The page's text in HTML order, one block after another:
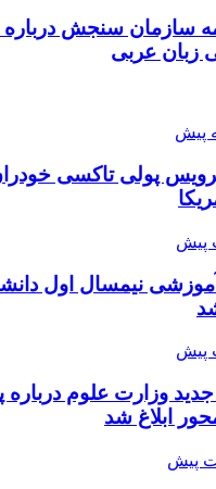
سازمان سنجش درباره
زبان عربی
پولی تاکسی
نیمسال اول
وزارت علوم
ابلاغ شد